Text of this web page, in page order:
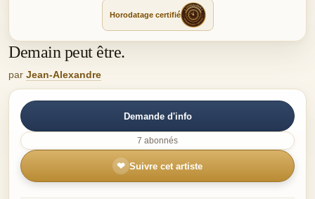
Horodatage certifié
Demain peut être.
par Jean-Alexandre
Demande d'info
7 abonnés
❤ Suivre cet artiste